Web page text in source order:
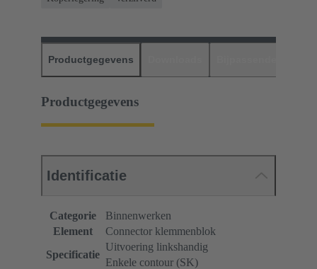
Productgegevens
Productgegevens
Identificatie
Categorie
Binnenwerken
Element
Connector klemmenblok
Specificatie
Uitvoering linkshandig
Enkele contour (SK)